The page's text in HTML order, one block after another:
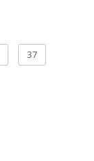
37